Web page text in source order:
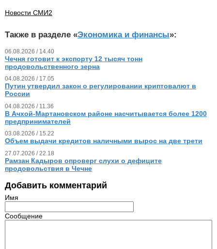
Новости СМИ2
Также в разделе «Экономика и финансы»:
06.08.2026 / 14.40
Чечня готовит к экспорту 12 тысяч тонн
продовольственного зерна
04.08.2026 / 17.05
Путин утвердил закон о регулировании криптовалют в
России
04.08.2026 / 11.36
В Ачхой-Мартановском районе насчитывается более 1200
предпринимателей
03.08.2026 / 15.22
Объем выдачи кредитов наличными вырос на две трети
27.07.2026 / 22.18
Рамзан Кадыров опроверг слухи о дефиците
продовольствия в Чечне
Добавить комментарий
Имя
Сообщение